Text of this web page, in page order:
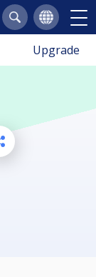
Upgrade